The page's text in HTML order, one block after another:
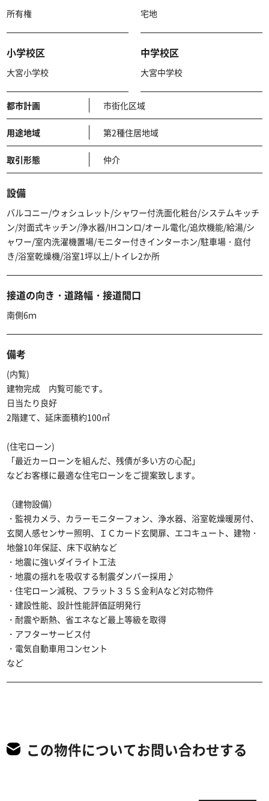
所有権 宅地
小学校区
大宮小学校
中学校区
大宮中学校
都市計画 市街化区域
用途地域 第2種住居地域
取引形態 仲介
設備
バルコニー/ウォシュレット/シャワー付洗面化粧台/システムキッチ
ン/対面式キッチン/浄水器/IHコンロ/オール電化/追炊機能/給湯/シ
ャワー/室内洗濯機置場/モニター付きインターホン/駐車場・庭付
き/浴室乾燥機/浴室1坪以上/トイレ2か所
接道の向き・道路幅・接道間口
南側6ｍ
備考
(内覧)
建物完成 内覧可能です。
日当たり良好
2階建て、延床面積約100㎡
(住宅ローン)
「最近カーローンを組んだ、残債が多い方の心配」
などお客様に最適な住宅ローンをご提案致します。
（建物設備）
・監視カメラ、カラーモニターフォン、浄水器、浴室乾燥暖房付、
玄関人感センサー照明、ＩＣカード玄関扉、エコキュート、建物・
地盤10年保証、床下収納など
・地震に強いダイライト工法
・地震の揺れを吸収する制震ダンパー採用♪
・住宅ローン減税、フラット３５Ｓ金利Aなど対応物件
・建設性能、設計性能評価証明発行
・耐震や断熱、省エネなど最上等級を取得
・アフターサービス付
・電気自動車用コンセント
など
この物件についてお問い合わせする